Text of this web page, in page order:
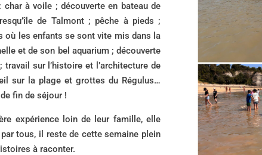
à voile ; découverte en bateau de
de Talmont ; pêche à pieds ;
où les enfants se sont vite mis dans la
et de son bel aquarium ; découverte
sur l’histoire et l’architecture de
sur la plage et grottes du Régulus…
fin de séjour !
expérience loin de leur famille, elle
tous, il reste de cette semaine plein
à raconter.